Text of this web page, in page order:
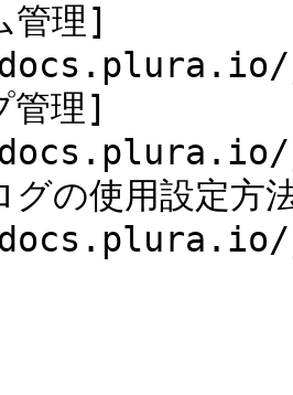
理]
理]
の使用設定方